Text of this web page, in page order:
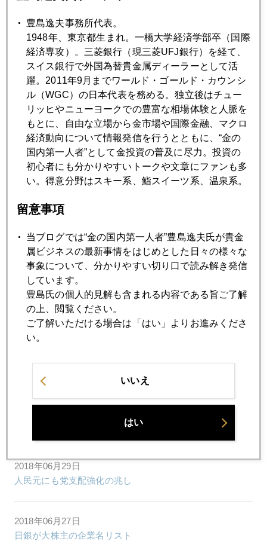
中国個人の外貨選好、それを人為的に制限する金融当局。そ
の結果、規制の抜け穴を探し続ける個人。
習近平氏は徹底した力による一極支配を目指すが、人民元を
保有する中国個人の気持ちまでは支配できない。
市場では米中貿易戦争が通貨戦争にエスカレートするシナリ
オを警戒している。
2018年
1月
7月 8月 9月 10月 11月 12月
西野監督は投資家向き指導者
2018年06月29日
人民元にも党支配強化の兆し
2018年06月27日
日銀が大株主の企業名リスト
豊島逸夫事務所代表。
1948年、東京都生まれ。一橋大学経済学部卒（国際
経済専攻）。三菱銀行（現三菱UFJ銀行）を経て、
スイス銀行で外国為替貴金属ディーラーとして活
躍。2011年9月までワールド・ゴールド・カウンシ
ル（WGC）の日本代表を務める。独立後はチュー
リッヒやニューヨークでの豊富な相場体験と人脈を
もとに、自由な立場から金市場や国際金融、マクロ
経済動向について情報発信を行うとともに、“金の
国内第一人者”として金投資の普及に尽力。投資の
初心者にも分かりやすいトークや文章にファンも多
い。得意分野はスキー系、鮨スイーツ系、温泉系。
留意事項
当ブログでは“金の国内第一人者”豊島逸夫氏が貴金
属ビジネスの最新事情をはじめとした日々の様々な
事象について、分かりやすい切り口で読み解き発信
しています。
豊島氏の個人的見解も含まれる内容である旨ご了解
の上、閲覧ください。
ご了解いただける場合は「はい」よりお進みくださ
い。
いいえ
はい